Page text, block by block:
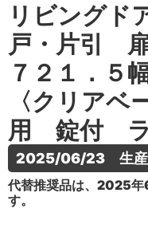
リビング
戸・片引
７２１．
〈クリア
用 錠付 ラ
2025/06/23　生産
代替推奨品は、2025年
す。